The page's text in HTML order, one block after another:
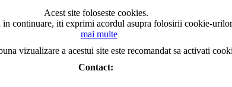
Acest site foloseste cookies.
in continuare, iti exprimi acordul asupra folosirii cookie-
mai multe
vizualizare a acestui site este recomandat sa activati
Contact: